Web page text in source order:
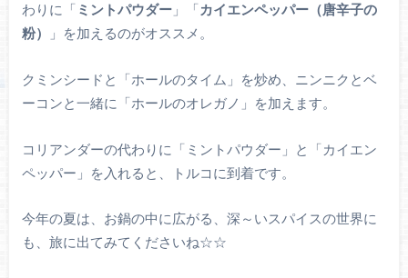
わりに「 ミントパウダー」「カイエンペッパー（唐辛子の
粉）
」を加えるのがオススメ。
クミンシードと「ホールのタイム」を炒め、ニンニクとベ
ーコンと一緒に「ホールのオレガノ」を加えます。
コリアンダーの代わりに「ミントパウダー」と「カイエン
ペッパー」を入れると、トルコに到着です。
今年の夏は、お鍋の中に広がる、深～いスパイスの世界に
も、旅に出てみてくださいね☆☆